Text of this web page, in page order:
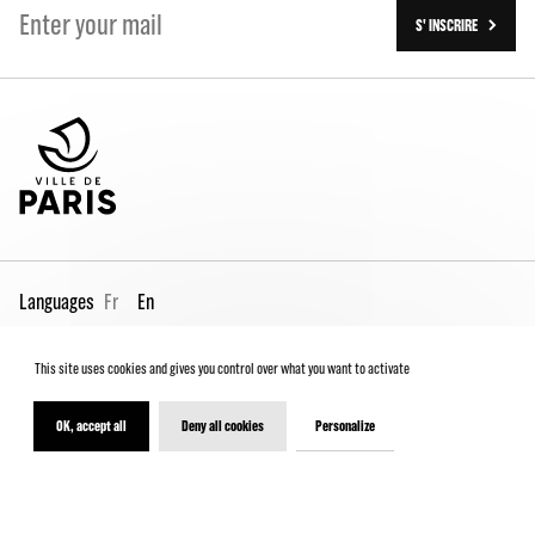
S' INSCRIRE
Languages Fr En
Pro page Contact us Legal
Terms and conditions
Spectator Charter
This site uses cookies and gives you control over what you want to activate
OK, accept all Deny all cookies Personalize